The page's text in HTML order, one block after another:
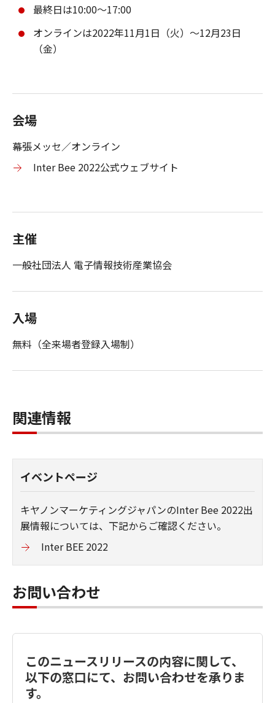
最終日は10:00～17:00
オンラインは2022年11月1日（火）～12月23日
（金）
会場
幕張メッセ／オンライン
Inter Bee 2022公式ウェブサイト
主催
一般社団法人 電子情報技術産業協会
入場
無料（全来場者登録入場制）
関連情報
イベントページ
キヤノンマーケティングジャパンのInter Bee 2022出
展情報については、下記からご確認ください。
Inter BEE 2022
お問い合わせ
このニュースリリースの内容に関して、
以下の窓口にて、お問い合わせを承りま
す。